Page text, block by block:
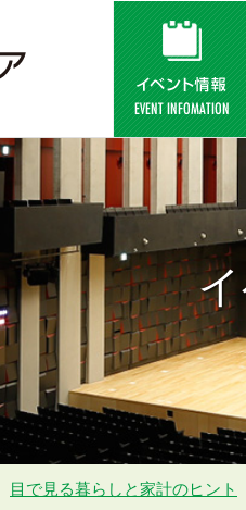
目で見る暮らしと家計のヒント